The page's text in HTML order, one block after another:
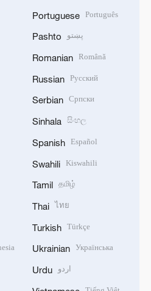
Portuguese Português
Pashto پښتو
Romanian Română
Russian Русский
Serbian Српски
Sinhala සිංහල
Spanish Español
Swahili Kiswahili
Tamil தமிழ்
Thai ไทย
Turkish Türkçe
Ukrainian Українська
Urdu اردو